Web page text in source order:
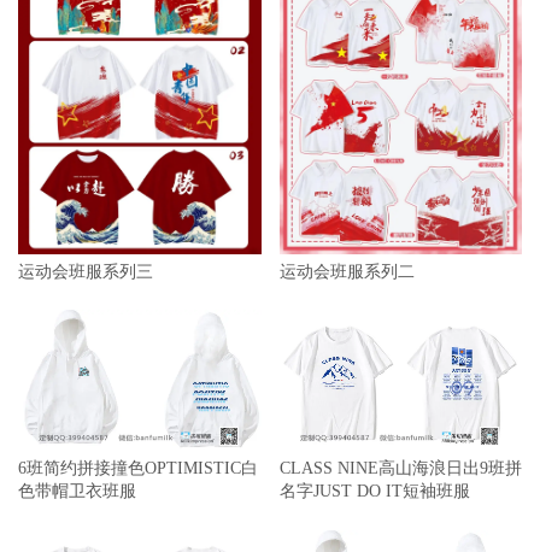
运动会班服系列三 运动会班服系列二
6班简约拼接撞色OPTIMISTIC白
色带帽卫衣班服
CLASS NINE高山海浪日出9班拼
名字JUST DO IT短袖班服